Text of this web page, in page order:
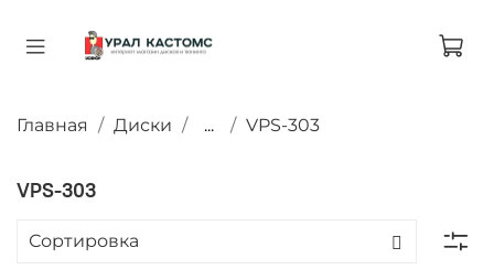
Главная Диски ... VPS-303
VPS-303